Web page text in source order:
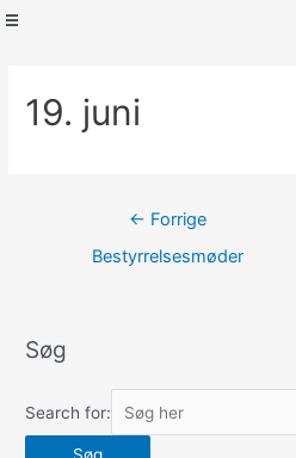
19. juni
Indlægsnavigation
← Forrige
Bestyrrelsesmøder
Søg
Search for: